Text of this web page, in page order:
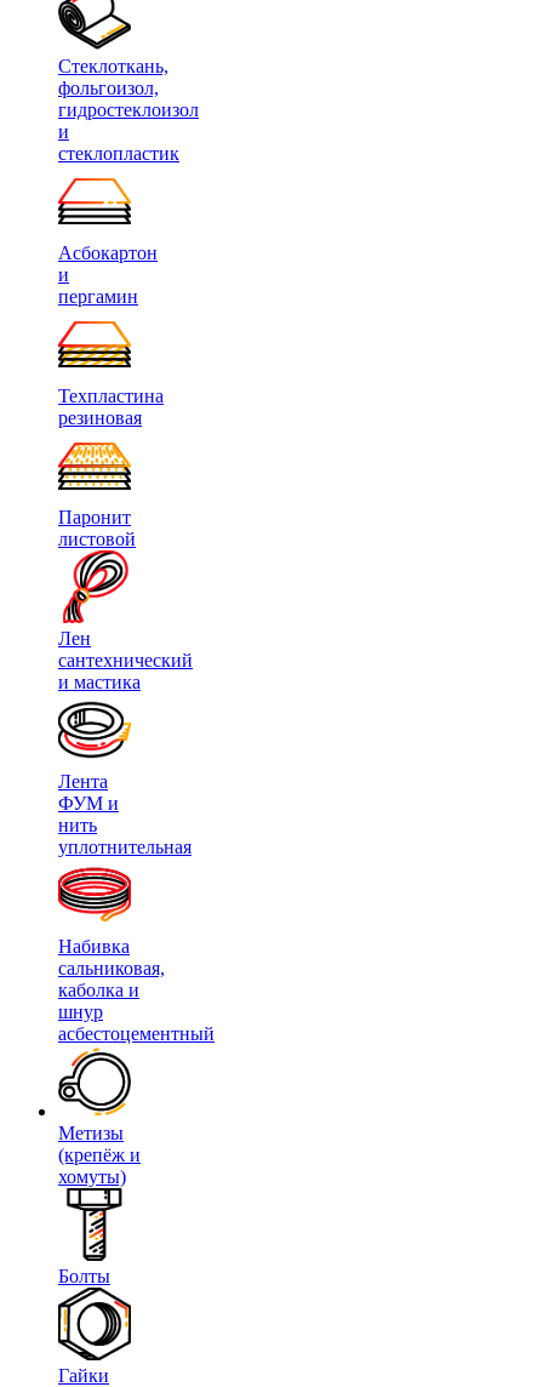
Стеклоткань,
фольгоизол,
гидростеклоизол
и
стеклопластик
Асбокартон
и
пергамин
Техпластина
резиновая
Паронит
листовой
Лен
сантехнический
и мастика
Лента
ФУМ и
нить
уплотнительная
Набивка
сальниковая,
каболка и
шнур
асбестоцементный
Метизы
(крепёж и
хомуты)
Болты
Гайки